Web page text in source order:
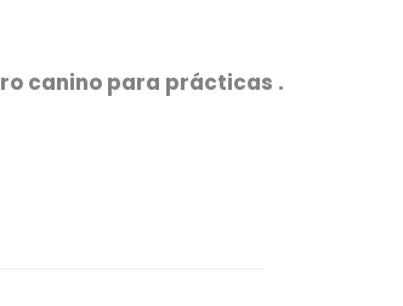
canino para prácticas .